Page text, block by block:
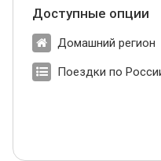
Доступные опции
Домашний регион
Поездки по